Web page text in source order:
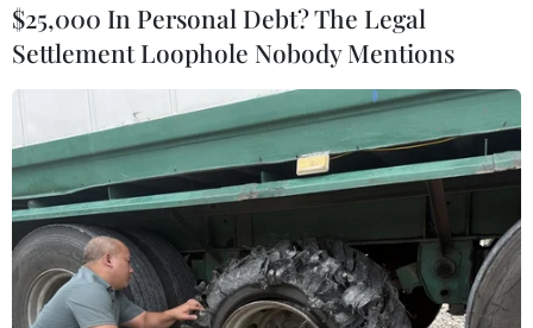
$25,000 In Personal Debt? The Legal
Settlement Loophole Nobody Mentions